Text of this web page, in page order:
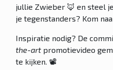
jullie Zwieber 🦊 en steel
je tegenstanders? Kom
Inspiratie nodig? De
the-art promotievideo
te kijken. 📽